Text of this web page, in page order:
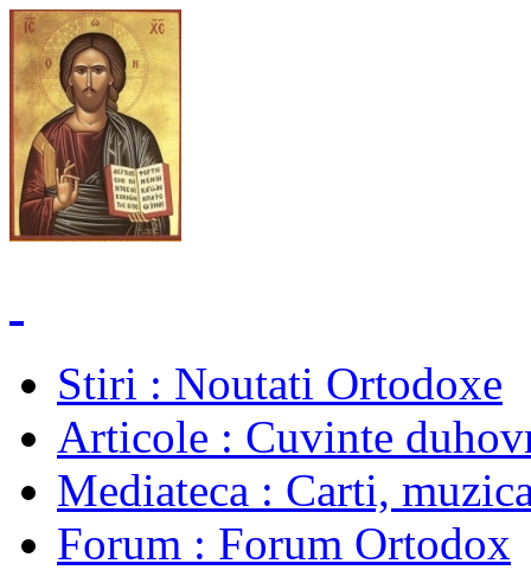
Stiri : Noutati Ortodoxe
Articole : Cuvinte
Mediateca : Carti,
Forum : Forum Ortodox